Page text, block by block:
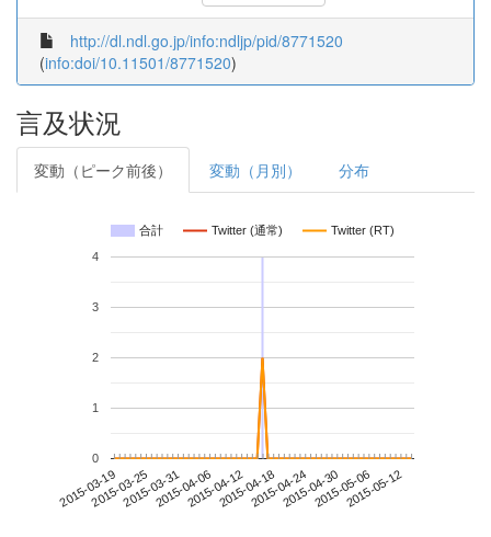
http://dl.ndl.go.jp/info:ndljp/pid/8771520
(info:doi/10.11501/8771520)
言及状況
変動（ピーク前後） 変動（月別） 分布
合計 Twitter (通常) Twitter (RT)
2015-03-192015-03-252015-03-312015-04-062015-04-122015-04-182015-04-242015-04-302015-05-062015-05-12
0
1
2
3
4